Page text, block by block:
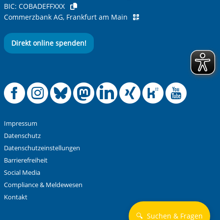
BIC: COBADEFFXXX
Commerzbank AG, Frankfurt am Main
Direkt online spenden!
Offizielle
Offizielle
Offizielle
Offizielle
Offizielle
Impressum
Datenschutz
Datenschutzeinstellungen
Barrierefreiheit
Social Media
Compliance & Meldewesen
Kontakt
🔍 Suchen & Fragen